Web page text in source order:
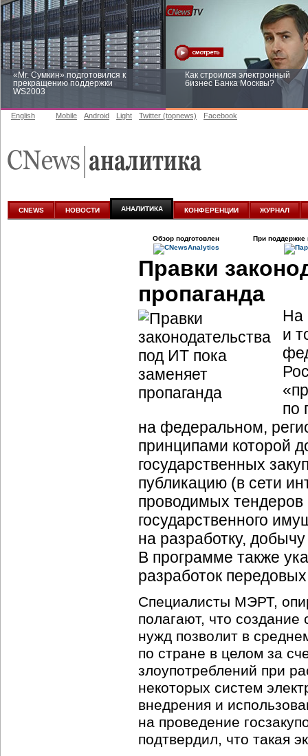
«Mr. Сумкин» подготовился к
прекращению поддержки
WS2003
Как строился электронный
бизнес Банка Москвы?
аналитике
English Mobile Android Light Twitter (topnews) Facebook
CNEWS НОВОСТИ АНАЛИТИКА КОНФЕРЕНЦИИ ЖУРНАЛ
Обзор подготовлен При поддержке
Правки
пропаганда
На
и
по
на федеральном,
принципами которой
государственных
публикацию (в сети
проводимых тендеров
государственного
на разработку,
В программе также
разработок
Специалисты МЭРТ,
полагают, что создание
нужд позволит в
по стране в целом за
злоупотреблений при
некоторых систем
внедрения и
на проведение
подтвердил, что такая